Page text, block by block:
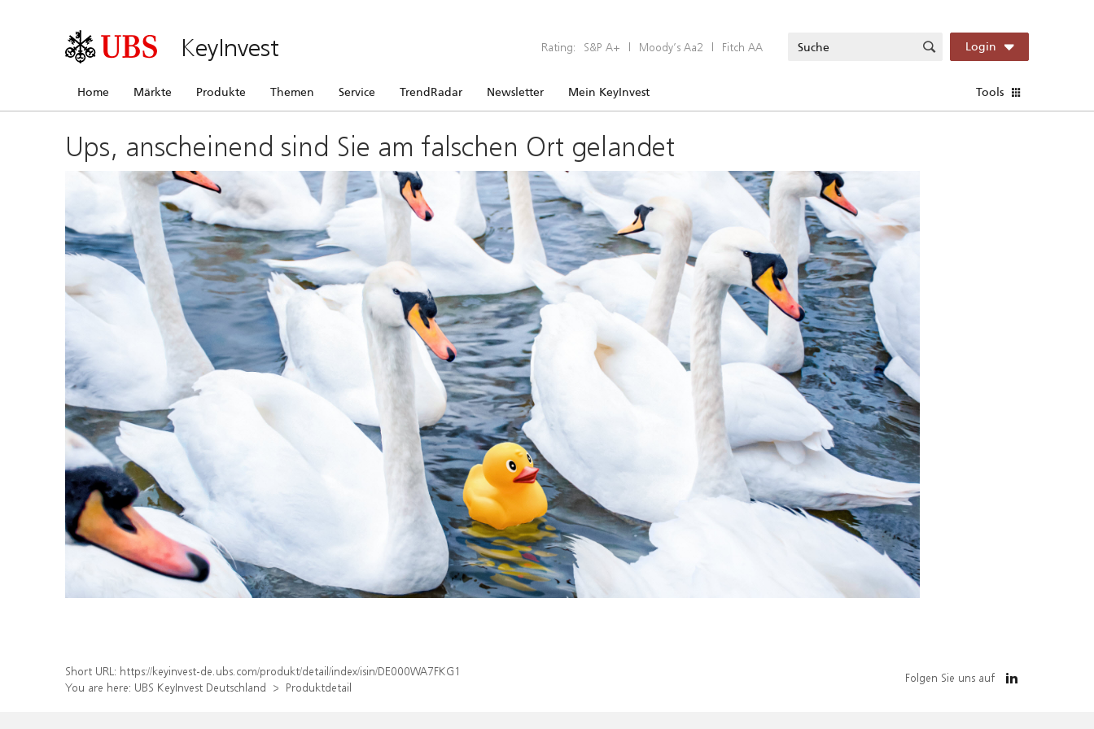
KeyInvest Rating: S&P A+ | Moody’s Aa2 | Fitch AA Login
Home Märkte Produkte Themen Service TrendRadar Newsletter Mein KeyInvest Tools
Ups, anscheinend sind Sie am falschen Ort gelandet
Short URL: https://keyinvest-de.ubs.com/produkt/detail/index/isin/DE000WA7FKG1
You are here: UBS KeyInvest Deutschland Produktdetail
Folgen Sie uns auf